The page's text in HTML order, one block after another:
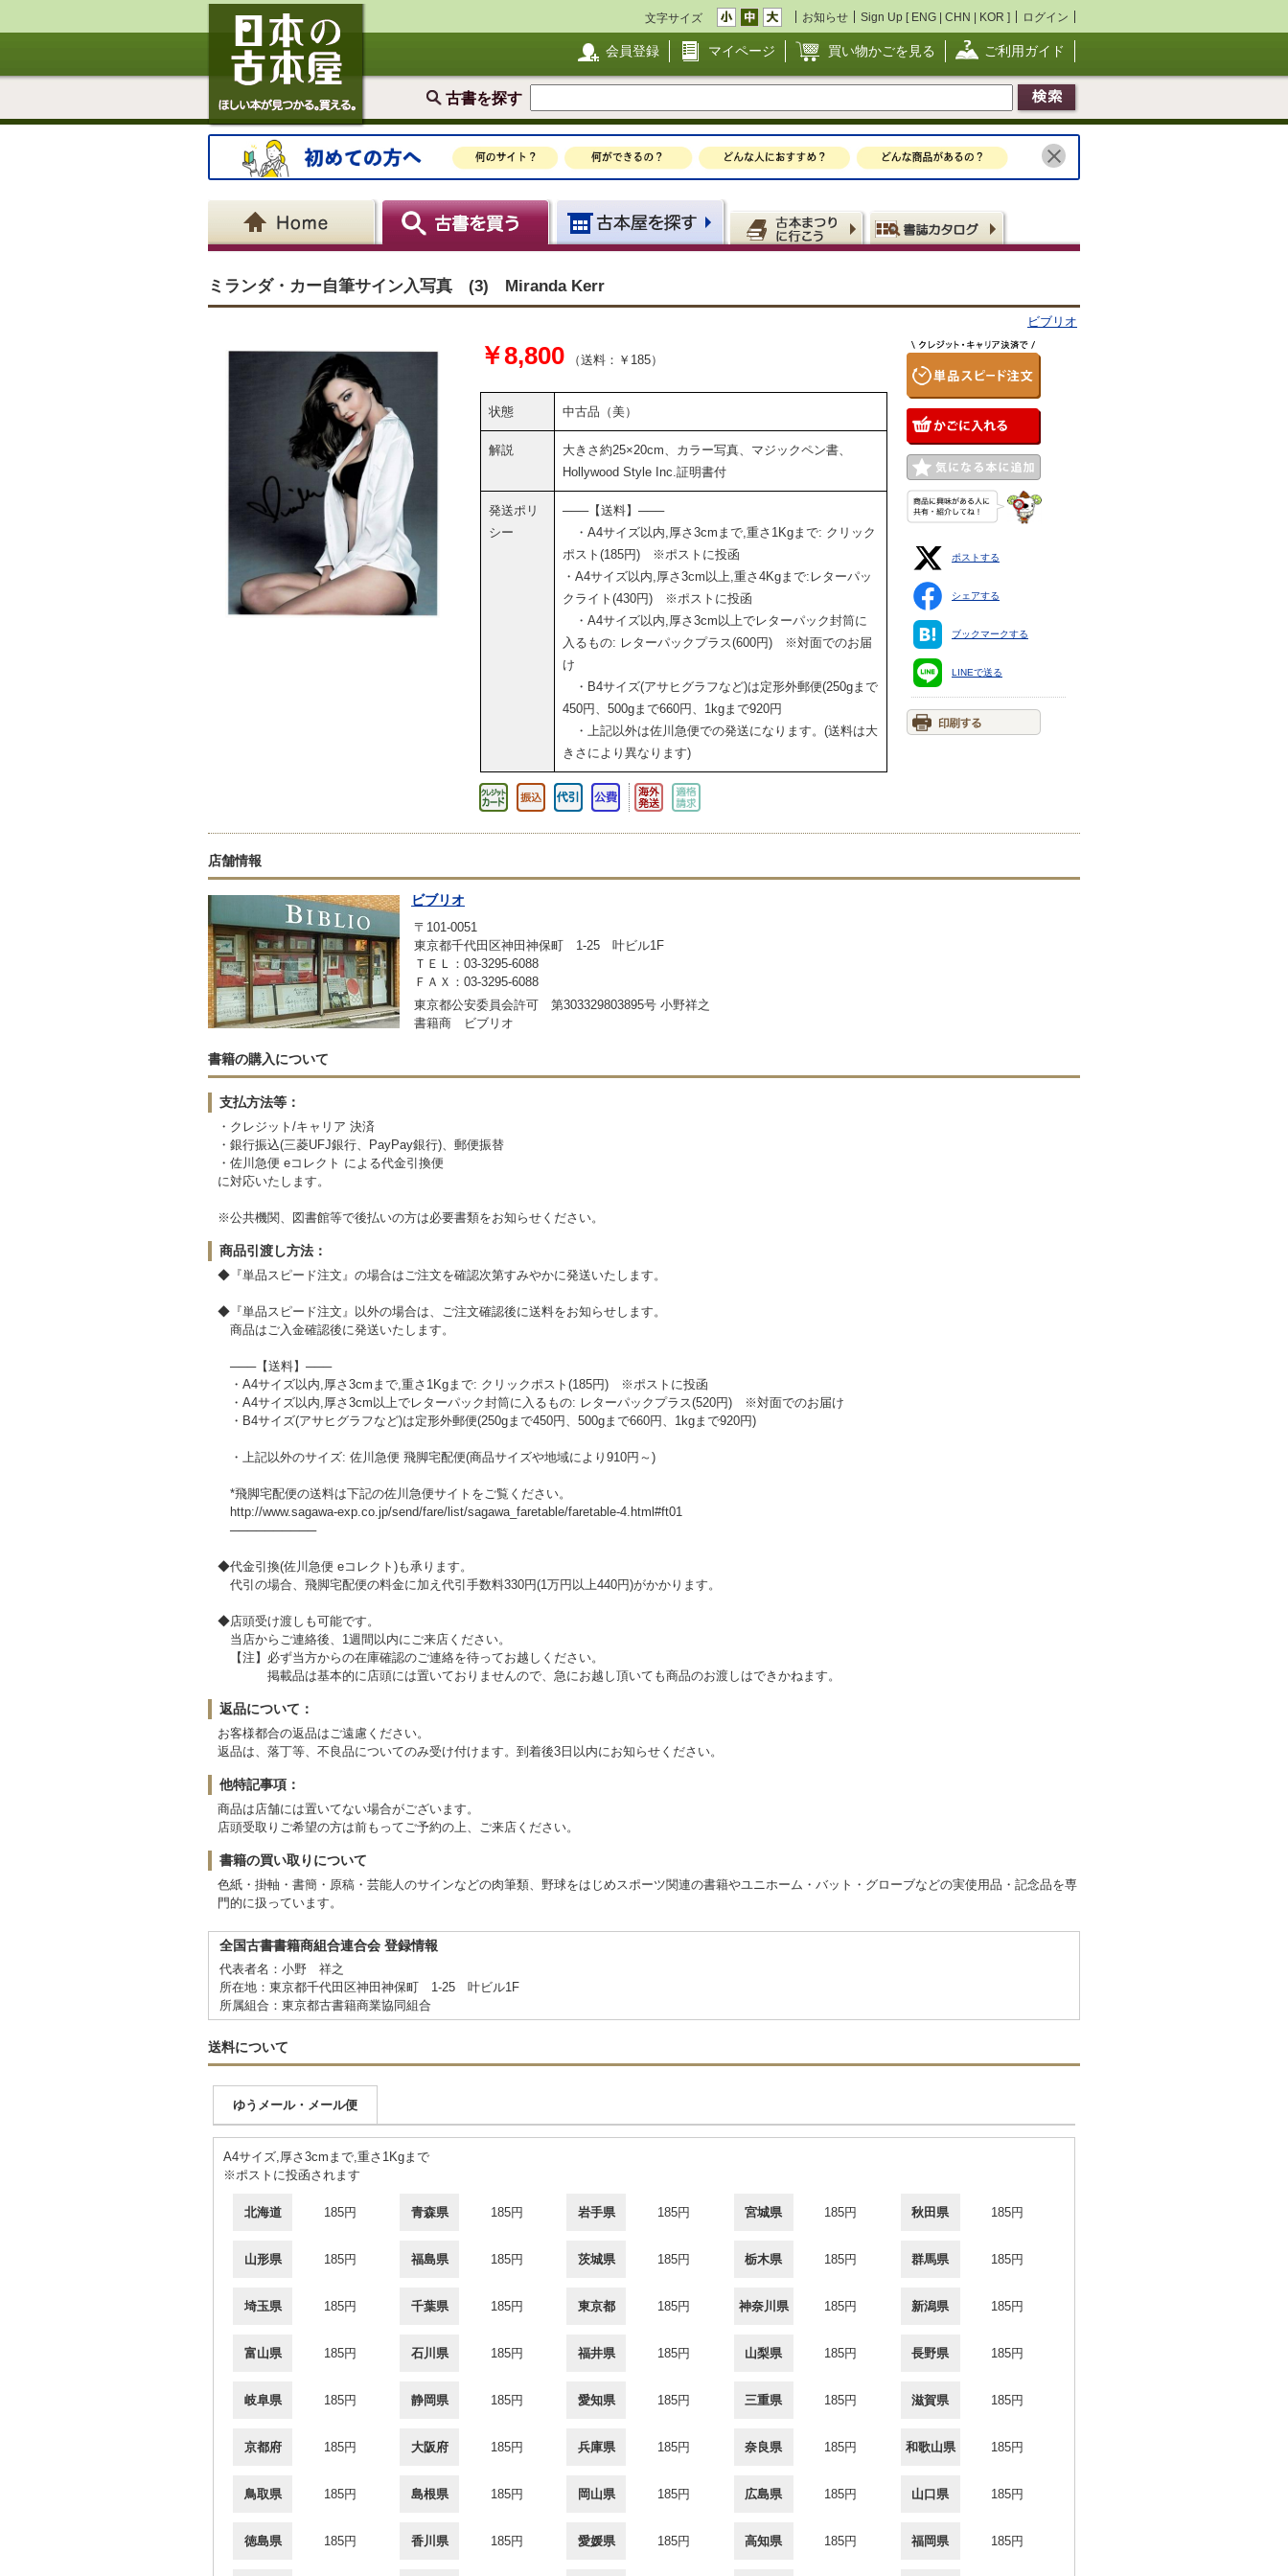
文字サイズ お知らせ Sign Up [ ENG | CHN | KOR ] ログイン
会員登録 マイページ 買い物かごを見る ご利用ガイド
古書を探す
ミランダ・カー自筆サイン入写真 (3) Miranda Kerr
ビブリオ
￥8,800 （送料：￥185）
状態 中古品（美）
解説
大きさ約25×20cm、カラー写真、マジックペン書、
Hollywood Style Inc.証明書付
発送ポリ
シー
───【送料】───
・A4サイズ以内,厚さ3cmまで,重さ1Kgまで: クリック
ポスト(185円) ※ポストに投函
・A4サイズ以内,厚さ3cm以上,重さ4Kgまで:レターパッ
クライト(430円) ※ポストに投函
・A4サイズ以内,厚さ3cm以上でレターパック封筒に
入るもの: レターパックプラス(600円) ※対面でのお届
け
・B4サイズ(アサヒグラフなど)は定形外郵便(250gまで
450円、500gまで660円、1kgまで920円
・上記以外は佐川急便での発送になります。(送料は大
きさにより異なります)
ポストする
シェアする
ブックマークする
LINEで送る
店舗情報
ビブリオ
〒101-0051
東京都千代田区神田神保町 1-25 叶ビル1F
ＴＥＬ：03-3295-6088
ＦＡＸ：03-3295-6088
東京都公安委員会許可 第303329803895号 小野祥之
書籍商 ビブリオ
書籍の購入について
支払方法等：
・クレジット/キャリア 決済
・銀行振込(三菱UFJ銀行、PayPay銀行)、郵便振替
・佐川急便 eコレクト による代金引換便
に対応いたします。
※公共機関、図書館等で後払いの方は必要書類をお知らせください。
商品引渡し方法：
◆『単品スピード注文』の場合はご注文を確認次第すみやかに発送いたします。
◆『単品スピード注文』以外の場合は、ご注文確認後に送料をお知らせします。
商品はご入金確認後に発送いたします。
───【送料】───
・A4サイズ以内,厚さ3cmまで,重さ1Kgまで: クリックポスト(185円) ※ポストに投函
・A4サイズ以内,厚さ3cm以上でレターパック封筒に入るもの: レターパックプラス(520円) ※対面でのお届け
・B4サイズ(アサヒグラフなど)は定形外郵便(250gまで450円、500gまで660円、1kgまで920円)
・上記以外のサイズ: 佐川急便 飛脚宅配便(商品サイズや地域により910円～)
*飛脚宅配便の送料は下記の佐川急便サイトをご覧ください。
http://www.sagawa-exp.co.jp/send/fare/list/sagawa_faretable/faretable-4.html#ft01
──────────
◆代金引換(佐川急便 eコレクト)も承ります。
代引の場合、飛脚宅配便の料金に加え代引手数料330円(1万円以上440円)がかかります。
◆店頭受け渡しも可能です。
当店からご連絡後、1週間以内にご来店ください。
【注】必ず当方からの在庫確認のご連絡を待ってお越しください。
掲載品は基本的に店頭には置いておりませんので、急にお越し頂いても商品のお渡しはできかねます。
返品について：
お客様都合の返品はご遠慮ください。
返品は、落丁等、不良品についてのみ受け付けます。到着後3日以内にお知らせください。
他特記事項：
商品は店舗には置いてない場合がございます。
店頭受取りご希望の方は前もってご予約の上、ご来店ください。
書籍の買い取りについて
色紙・掛軸・書簡・原稿・芸能人のサインなどの肉筆類、野球をはじめスポーツ関連の書籍やユニホーム・バット・グローブなどの実使用品・記念品を専
門的に扱っています。
全国古書書籍商組合連合会 登録情報
代表者名：小野 祥之
所在地：東京都千代田区神田神保町 1-25 叶ビル1F
所属組合：東京都古書籍商業協同組合
送料について
ゆうメール・メール便
A4サイズ,厚さ3cmまで,重さ1Kgまで
※ポストに投函されます
北海道 185円 青森県 185円 岩手県 185円 宮城県 185円 秋田県 185円
山形県 185円 福島県 185円 茨城県 185円 栃木県 185円 群馬県 185円
埼玉県 185円 千葉県 185円 東京都 185円 神奈川県 185円 新潟県 185円
富山県 185円 石川県 185円 福井県 185円 山梨県 185円 長野県 185円
岐阜県 185円 静岡県 185円 愛知県 185円 三重県 185円 滋賀県 185円
京都府 185円 大阪府 185円 兵庫県 185円 奈良県 185円 和歌山県 185円
鳥取県 185円 島根県 185円 岡山県 185円 広島県 185円 山口県 185円
徳島県 185円 香川県 185円 愛媛県 185円 高知県 185円 福岡県 185円